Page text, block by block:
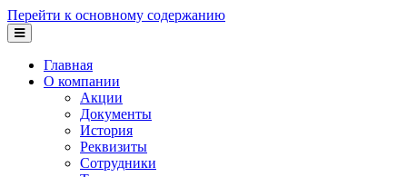
Перейти к основному содержанию
Главная
О компании
Акции
Документы
История
Реквизиты
Сотрудники